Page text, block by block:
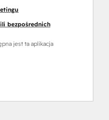
bezpośrednich
jest ta aplikacja